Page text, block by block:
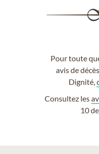
Pour toute
avis de
Dignité,
Consultez les
10